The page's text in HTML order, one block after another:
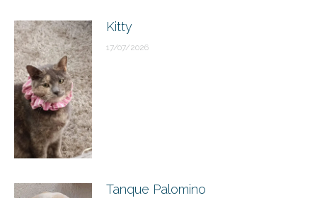
Kitty
17/07/2026
Tanque Palomino